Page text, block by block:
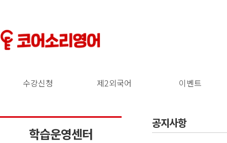
수강신청 제2외국어 이벤트
학습운영센터
공지사항